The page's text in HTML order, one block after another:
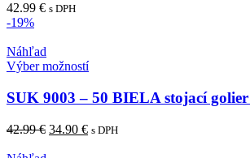
vybrať
na
stránke
produktu.
42.99 € s DPH
-19%
Náhľad
Výber možnostíTento
má
viacero
variantov.
Možnosti
SUK 9003 – 50 BIELA stojací
42.99€ Pôvodná
34.90 €Aktuálna
s DPH